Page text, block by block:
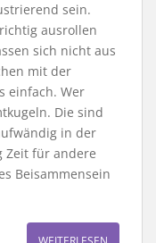
sein.
ausrollen
sich nicht aus
mit der
einfach. Wer
Die sind
in der
Zeit für andere
Beisammensein